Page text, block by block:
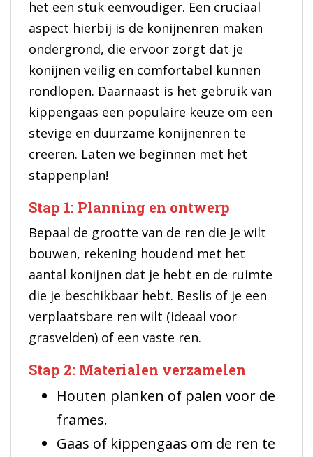
het een stuk eenvoudiger. Een cruciaal
aspect hierbij is de konijnenren maken
ondergrond, die ervoor zorgt dat je
konijnen veilig en comfortabel kunnen
rondlopen. Daarnaast is het gebruik van
kippengaas een populaire keuze om een
stevige en duurzame konijnenren te
creëren. Laten we beginnen met het
stappenplan!
Stap 1: Planning en ontwerp
Bepaal de grootte van de ren die je wilt
bouwen, rekening houdend met het
aantal konijnen dat je hebt en de ruimte
die je beschikbaar hebt. Beslis of je een
verplaatsbare ren wilt (ideaal voor
grasvelden) of een vaste ren.
Stap 2: Materialen verzamelen
Houten planken of palen voor de
frames.
Gaas of kippengaas om de ren te